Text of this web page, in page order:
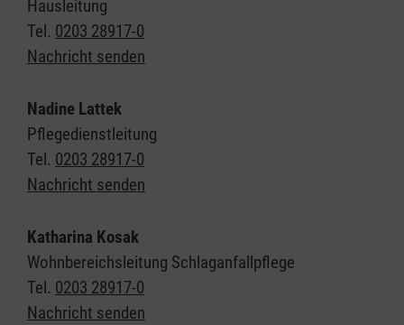
Hausleitung
Tel. 0203 28917-0
Nachricht senden
Nadine Lattek
Pflegedienstleitung
Tel. 0203 28917-0
Nachricht senden
Katharina Kosak
Wohnbereichsleitung Schlaganfallpflege
Tel. 0203 28917-0
Nachricht senden